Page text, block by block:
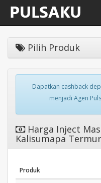
Pilih Produk
Dapatkan cashback
menjadi Agen
Harga Inject
Kalisumapa
Produk